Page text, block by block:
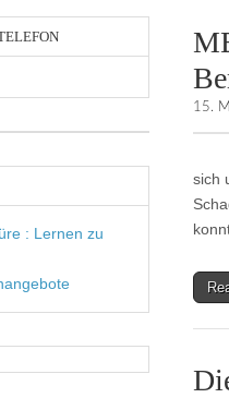
15.
sich
: Lernen zu